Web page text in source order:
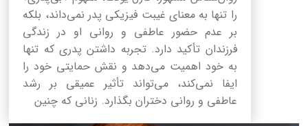
را تنها به معنای غیبت فیزیکی پدر نمی‌داند، بلکه
بر عدم حضور عاطفی و روانی او در زندگی
فرزندان تأکید دارد. تجربه داشتن پدری که تنها
به خود اهمیت می‌دهد و نقش حمایتی خود را
ایفا نمی‌کند، می‌تواند تأثیر عمیقی بر رشد
عاطفی و روانی دختران بگذارد. زنانی که چنین